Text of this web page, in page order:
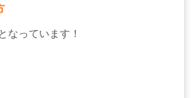
なっています！